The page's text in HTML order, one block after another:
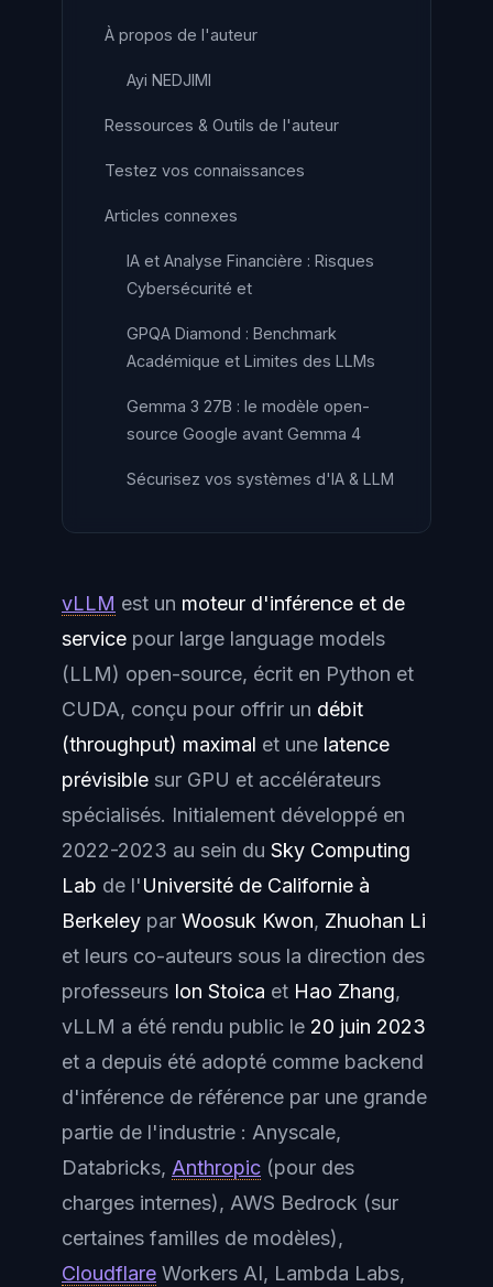
À propos de l'auteur
Ayi NEDJIMI
Ressources & Outils de l'auteur
Testez vos connaissances
Articles connexes
IA et Analyse Financière : Risques
Cybersécurité et
GPQA Diamond : Benchmark
Académique et Limites des LLMs
Gemma 3 27B : le modèle open-
source Google avant Gemma 4
Sécurisez vos systèmes d'IA & LLM
vLLM est un moteur d'inférence et de
service pour large language models
(LLM) open-source, écrit en Python et
CUDA, conçu pour offrir un débit
(throughput) maximal et une latence
prévisible sur GPU et accélérateurs
spécialisés. Initialement développé en
2022-2023 au sein du Sky Computing
Lab de l'Université de Californie à
Berkeley par Woosuk Kwon, Zhuohan Li
et leurs co-auteurs sous la direction des
professeurs Ion Stoica et Hao Zhang,
vLLM a été rendu public le 20 juin 2023
et a depuis été adopté comme backend
d'inférence de référence par une grande
partie de l'industrie : Anyscale,
Databricks, Anthropic (pour des
charges internes), AWS Bedrock (sur
certaines familles de modèles),
Cloudflare Workers AI, Lambda Labs,